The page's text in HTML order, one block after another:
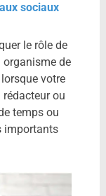
sociaux
le rôle de
organisme de
votre
rédacteur ou
temps ou
importants